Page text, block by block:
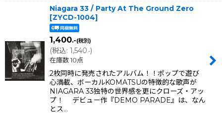
Niagara 33 / Party At The Ground Zero
[ZYCD-1004]
1,400.-(税別)
(税込: 1,540.-)
在庫数 10点
2枚同時に発売されたアルバム！！ポップで遊び
心満載、ボーカルKOMATSUの特徴的な歌声が
NIAGARA 33独特の世界感を更にクローズ・アッ
プ！ デビュー作『DEMO PARADE』は、なん
とス…